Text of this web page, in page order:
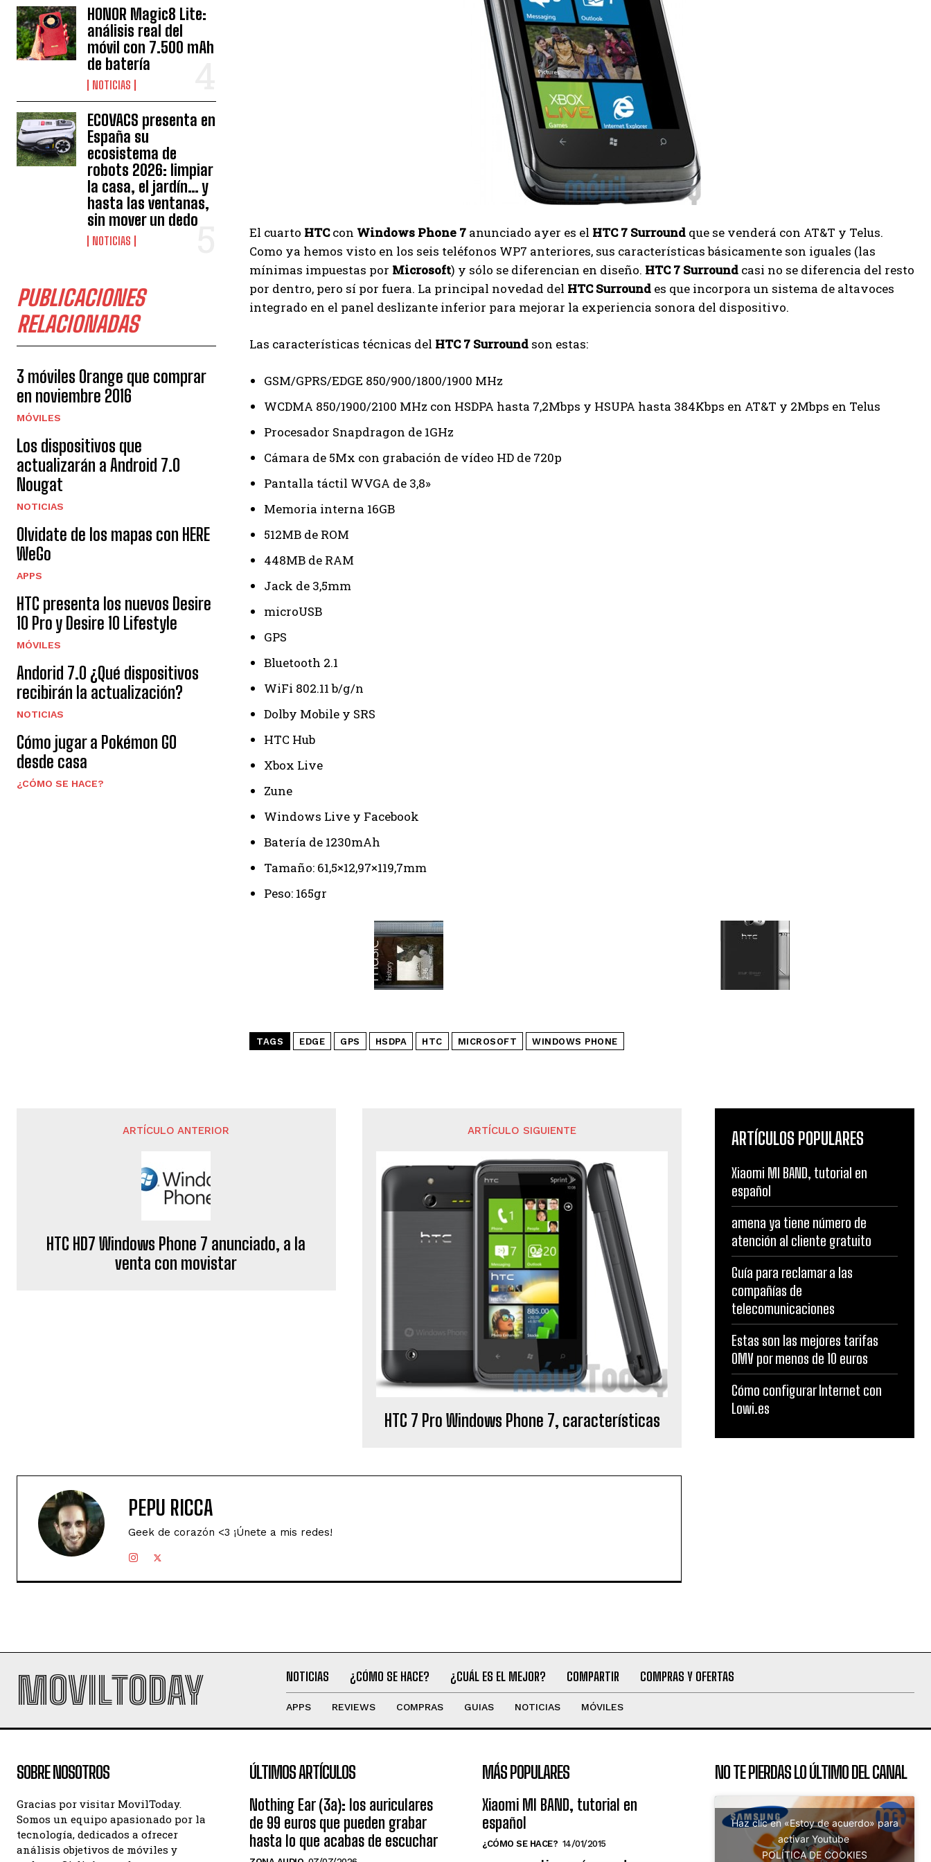
HONOR Magic8 Lite:
análisis real del
móvil con 7.500 mAh
de batería
NOTICIAS
ECOVACS presenta en
España su
ecosistema de
robots 2026: limpiar
la casa, el jardín… y
hasta las ventanas,
sin mover un dedo
NOTICIAS
PUBLICACIONES
RELACIONADAS
3 móviles Orange que comprar
en noviembre 2016
MÓVILES
Los dispositivos que
actualizarán a Android 7.0
Nougat
NOTICIAS
Olvidate de los mapas con HERE
WeGo
APPS
HTC presenta los nuevos Desire
10 Pro y Desire 10 Lifestyle
MÓVILES
Andorid 7.0 ¿Qué dispositivos
recibirán la actualización?
NOTICIAS
Cómo jugar a Pokémon GO
desde casa
¿CÓMO SE HACE?
El cuarto HTCcon Windows Phone 7 anunciado ayer es el HTC 7 Surround que se venderá con AT&T y Telus.
Como ya hemos visto en los seis teléfonos WP7 anteriores, sus características básicamente son iguales (las
mínimas impuestas por Microsoft) y sólo se diferencian en diseño. HTC 7 Surround casi no se diferencia del resto
por dentro, pero sí por fuera. La principal novedad del HTC Surround es que incorpora un sistema de altavoces
integrado en el panel deslizante inferior para mejorar la experiencia sonora del dispositivo.
Las características técnicas del HTC 7 Surround son estas:
GSM/GPRS/EDGE 850/900/1800/1900 MHz
WCDMA 850/1900/2100 MHz con HSDPA hasta 7,2Mbps y HSUPA hasta 384Kbps en AT&T y 2Mbps en Telus
Procesador Snapdragon de 1GHz
Cámara de 5Mx con grabación de vídeo HD de 720p
Pantalla táctil WVGA de 3,8»
Memoria interna 16GB
512MB de ROM
448MB de RAM
Jack de 3,5mm
microUSB
GPS
Bluetooth 2.1
WiFi 802.11 b/g/n
Dolby Mobile y SRS
HTC Hub
Xbox Live
Zune
Windows Live y Facebook
Batería de 1230mAh
Tamaño: 61,5×12,97×119,7mm
Peso: 165gr
TAGS EDGE GPS HSDPA HTC MICROSOFT WINDOWS PHONE
ARTÍCULO ANTERIOR
HTC HD7 Windows Phone 7 anunciado, a la
venta con movistar
ARTÍCULO SIGUIENTE
HTC 7 Pro Windows Phone 7, características
PEPU RICCA
Geek de corazón <3 ¡Únete a mis redes!
ARTÍCULOS POPULARES
Xiaomi MI BAND, tutorial en
español
amena ya tiene número de
atención al cliente gratuito
Guía para reclamar a las
compañías de
telecomunicaciones
Estas son las mejores tarifas
OMV por menos de 10 euros
Cómo configurar Internet con
Lowi.es
MOVILTODAY NOTICIAS ¿CÓMO SE HACE? ¿CUÁL ES EL MEJOR? COMPARTIR COMPRAS Y OFERTAS
APPS REVIEWS COMPRAS GUIAS NOTICIAS MÓVILES
SOBRE NOSOTROS
Gracias por visitar MovilToday.
Somos un equipo apasionado por la
tecnología, dedicados a ofrecer
análisis objetivos de móviles y
ÚLTIMOS ARTÍCULOS
Nothing Ear (3a): los auriculares
de 99 euros que pueden grabar
hasta lo que acabas de escuchar
MÁS POPULARES
Xiaomi MI BAND, tutorial en
español
¿CÓMO SE HACE? 14/01/2015
NO TE PIERDAS LO ÚLTIMO DEL CANAL
Haz clic en «Estoy de acuerdo» para
activar Youtube
POLÍTICA DE COOKIES